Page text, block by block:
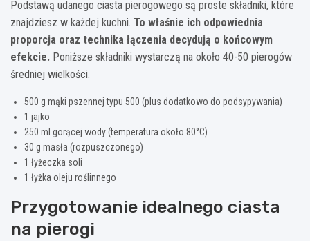
Podstawą udanego ciasta pierogowego są proste składniki, które
znajdziesz w każdej kuchni. To właśnie ich odpowiednia
proporcja oraz technika łączenia decydują o końcowym
efekcie. Poniższe składniki wystarczą na około 40-50 pierogów
średniej wielkości.
500 g mąki pszennej typu 500 (plus dodatkowo do podsypywania)
1 jajko
250 ml gorącej wody (temperatura około 80°C)
30 g masła (rozpuszczonego)
1 łyżeczka soli
1 łyżka oleju roślinnego
Przygotowanie idealnego ciasta
na pierogi